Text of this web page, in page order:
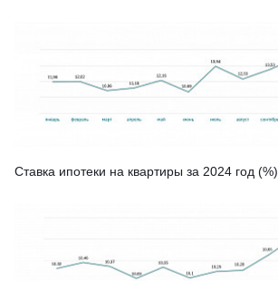
Ставка ипотеки на квартиры за 2024 год (%)